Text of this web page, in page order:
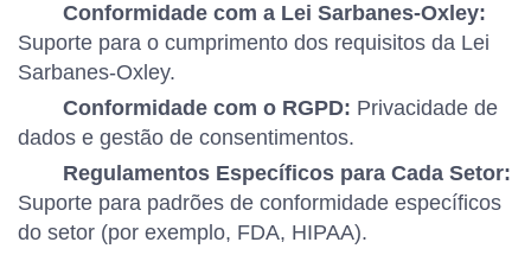
Conformidade com a Lei Sarbanes-Oxley:
Suporte para o cumprimento dos requisitos da Lei
Sarbanes-Oxley.
Conformidade com o RGPD: Privacidade de
dados e gestão de consentimentos.
Regulamentos Específicos para Cada Setor:
Suporte para padrões de conformidade específicos
do setor (por exemplo, FDA, HIPAA).